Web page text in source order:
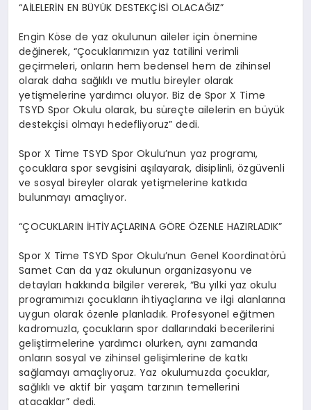
“AİLELERİN EN BÜYÜK DESTEKÇİSİ OLACAĞIZ”
Engin Köse de yaz okulunun aileler için önemine
değinerek, “Çocuklarımızın yaz tatilini verimli
geçirmeleri, onların hem bedensel hem de zihinsel
olarak daha sağlıklı ve mutlu bireyler olarak
yetişmelerine yardımcı oluyor. Biz de Spor X Time
TSYD Spor Okulu olarak, bu süreçte ailelerin en büyük
destekçisi olmayı hedefliyoruz” dedi.
Spor X Time TSYD Spor Okulu’nun yaz programı,
çocuklara spor sevgisini aşılayarak, disiplinli, özgüvenli
ve sosyal bireyler olarak yetişmelerine katkıda
bulunmayı amaçlıyor.
“ÇOCUKLARIN İHTİYAÇLARINA GÖRE ÖZENLE HAZIRLADIK”
Spor X Time TSYD Spor Okulu’nun Genel Koordinatörü
Samet Can da yaz okulunun organizasyonu ve
detayları hakkında bilgiler vererek, “Bu yılki yaz okulu
programımızı çocukların ihtiyaçlarına ve ilgi alanlarına
uygun olarak özenle planladık. Profesyonel eğitmen
kadromuzla, çocukların spor dallarındaki becerilerini
geliştirmelerine yardımcı olurken, aynı zamanda
onların sosyal ve zihinsel gelişimlerine de katkı
sağlamayı amaçlıyoruz. Yaz okulumuzda çocuklar,
sağlıklı ve aktif bir yaşam tarzının temellerini
atacaklar” dedi.